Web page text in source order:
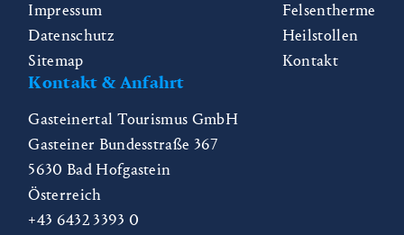
Impressum
Datenschutz
Sitemap
Felsentherme
Heilstollen
Kontakt
Kontakt & Anfahrt
Gasteinertal Tourismus GmbH
Gasteiner Bundesstraße 367
5630 Bad Hofgastein
Österreich
+43 6432 3393 0